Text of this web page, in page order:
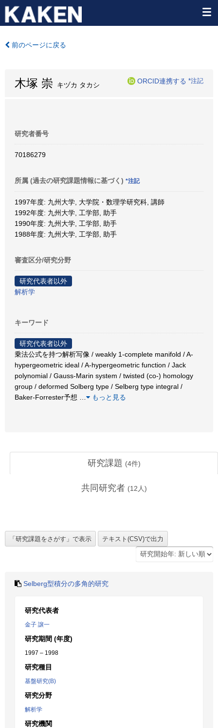
前のページに戻る
木塚 崇 キヅカ タカシ
ORCID連携する *注記
研究者番号
70186279
所属 (過去の研究課題情報に基づく) *注記
1997年度: 九州大学, 大学院・数理学研究科, 講師
1992年度: 九州大学, 工学部, 助手
1990年度: 九州大学, 工学部, 助手
1988年度: 九州大学, 工学部, 助手
審査区分/研究分野
研究代表者以外
解析学
キーワード
研究代表者以外
乗法公式を持つ解析写像 / weakly 1-complete manifold / A-
hypergeometric ideal / A-hypergeometric function / Jack
polynomial / Gauss-Marin system / twisted (co-) homology
group / deformed Solberg type / Selberg type integral /
Baker-Forrester予想
もっと見る
研究課題 (4件)
共同研究者 (12 人)
Selberg型積分の多角的研究
研究代表者
金子 譲一
研究期間 (年度)
1997 – 1998
研究種目
基盤研究(B)
研究分野
解析学
研究機関